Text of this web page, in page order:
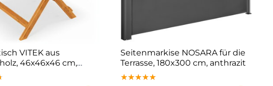
VITEK aus
46x46x46 cm,
Seitenmarkise NOSARA für die
Terrasse, 180x300 cm, anthrazit
★★★★★
★★★★★
★★★★★